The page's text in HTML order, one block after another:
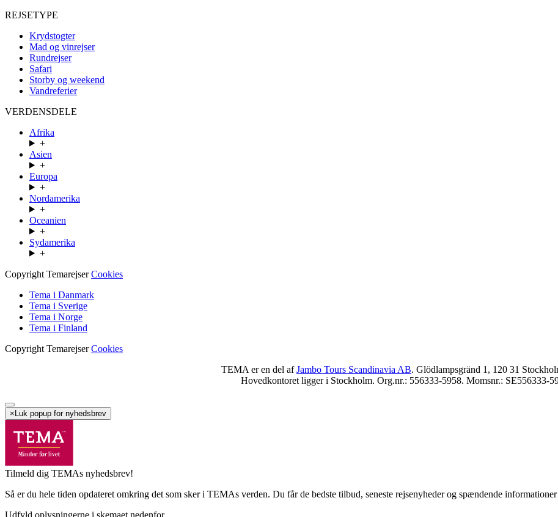
REJSETYPE
Krydstogter
Mad og vinrejser
Rundrejser
Safari
Storby og weekend
Vandreferier
VERDENSDELE
Afrika
+
Asien
+
Europa
+
Nordamerika
+
Oceanien
+
Sydamerika
+
Copyright TemarejserCookies
Tema i Danmark
Tema i Sverige
Tema i Norge
Tema i Finland
Copyright TemarejserCookies
TEMA er en del afJambo Tours Scandinavia AB. Glödlampsgränd 1, 120 31
Hovedkontoret ligger i Stockholm. Org.nr.: 556333-5958. Momsnr.: SE556333-
×Luk popup for nyhedsbrev
Tilmeld dig TEMAs nyhedsbrev!
Så er du hele tiden opdateret omkring det som sker i TEMAs verden. Du får de bedste tilbud, seneste rejsenyheder og spændende
Udfyld oplysningerne i skemaet nedenfor.